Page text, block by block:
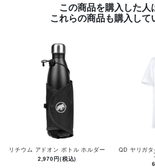
この商品を購入した人
これらの商品も購入して
リチウム アドオン ボトル ホルダー
2,970円(税込)
QD ヤリガ